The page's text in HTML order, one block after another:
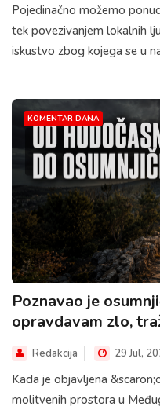
Pojedinačno možemo
tek povezivanjem lokalnih
iskustvo zbog kojega se u
KOMENTAR DANA
Poznavao je
opravdavam zlo,
Redakcija 29 Jul,
Kada je objavljena
molitvenih prostora u